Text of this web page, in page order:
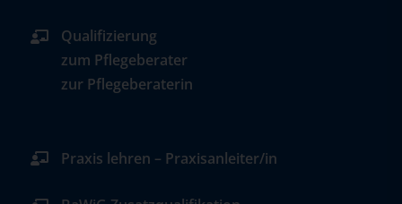
Qualifizierung
zum Pflegeberater
zur Pflegeberaterin
Praxis lehren – Praxisanleiter/in